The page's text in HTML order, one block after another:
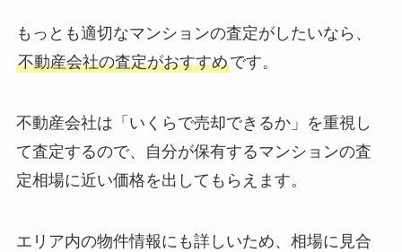
もっとも適切なマンションの査定がしたいなら、
不動産会社の査定がおすすめです。
不動産会社は「いくらで売却できるか」を重視し
て査定するので、自分が保有するマンションの査
定相場に近い価格を出してもらえます。
エリア内の物件情報にも詳しいため、相場に見合